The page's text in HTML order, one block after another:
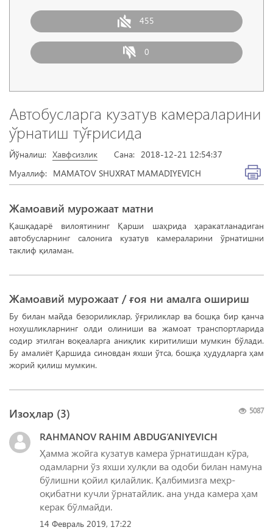
455
0
Автобусларга кузатув камераларини
ўрнатиш тўғрисида
Йўналиш: Хавфсизлик Сана: 2018-12-21 12:54:37
Муаллиф: MAMATOV SHUXRAT MAMADIYEVICH
Жамоавий мурожаат матни
Қашқадарё вилоятининг Қарши шаҳрида ҳаракатланадиган
автобусларнинг салонига кузатув камераларини ўрнатишни
таклиф қиламан.
Жамоавий мурожаат / ғоя ни амалга ошириш
Бу билан майда безориликлар, ўғриликлар ва бошқа бир қанча
нохушликларнинг олди олиниши ва жамоат транспортларида
содир этилган воқеаларга аниқлик киритилиши мумкин бўлади.
Бу амалиёт Қаршида синовдан яхши ўтса, бошқа ҳудудларга ҳам
жорий қилиш мумкин.
5087
Изоҳлар (3)
RAHMANOV RAHIM ABDUG‘ANIYEVICH
Ҳамма жойга кузатув камера ўрнатишдан кўра,
одамларни ўз яхши хулқли ва одоби билан намуна
бўлишни қойил қилайлик. Қалбимизга меҳр-
оқибатни кучли ўрнатайлик. ана унда камера ҳам
керак бўлмайди.
14 Февраль 2019, 17:22